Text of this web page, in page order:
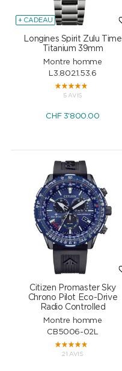
+ CADEAU
Longines Spirit Zulu Time
Titanium 39mm
Montre homme
L3.802.1.53.6
5 AVIS
CHF 3'800.00
Citizen Promaster Sky
Chrono Pilot Eco-Drive
Radio Controlled
Montre homme
CB5006-02L
21 AVIS